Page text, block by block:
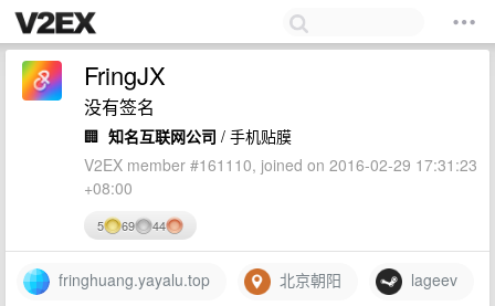
FringJX
没有签名
🏢 知名互联网公司 / 手机贴膜
V2EX member #161110, joined on 2016-02-29 17:31:23
+08:00
5 69 44
fringhuang.yayalu.top 北京朝阳 lageev